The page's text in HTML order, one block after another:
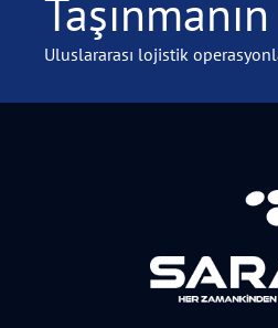
Uluslararası lojistik